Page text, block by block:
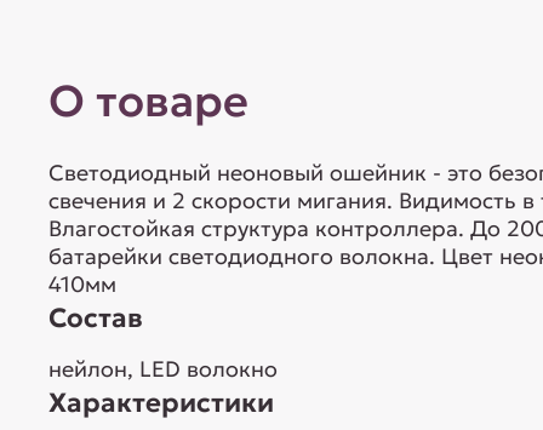
О товаре
Светодиодный неоновый ошейник - это
свечения и 2 скорости мигания. Видимость
Влагостойкая структура контроллера. До
батарейки светодиодного волокна. Цвет
410мм
Состав
нейлон, LED волокно
Характеристики